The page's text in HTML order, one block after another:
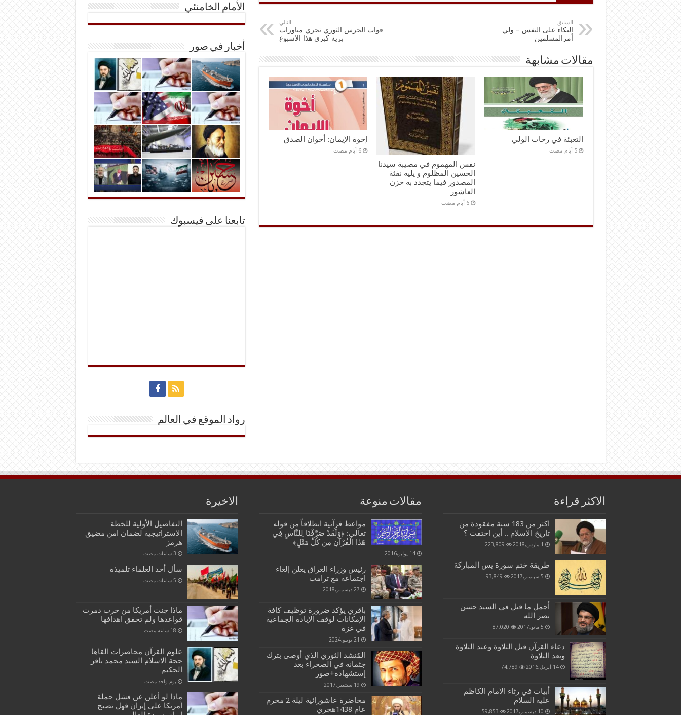
السابق
البكاء على النفس – ولي
أمرالمسلمين
التالي
قوات الحرس الثوري تجري مناورات
برية كبرى هذا الاسبوع
مقالات مشابهة
التعبئة في رحاب الولي
‏5 أيام مضت
نفس المهموم في مصيبة سيدنا
الحسين المظلوم و يليه نفثة
المصدور فيما يتجدد به حزن
العاشور
‏6 أيام مضت
إخوة الإيمان: أخوان الصدق
‏6 أيام مضت
الأمام الخامنئي
أخبار في صور
تابعنا على فيسبوك
رواد الموقع في العالم
الاكثر قراءة
اكثر من 183 سنة مفقودة من
تاريخ الإسلام .. أين اختفت ؟
1 مارس,2018 223,809
طريقة ختم سورة يس المباركة
5 سبتمبر,2017 93,849
أجمل ما قيل في السيد حسن
نصر الله
5 مايو,2017 87,020
دعاء القرآن قبل التلاوة وعند التلاوة
وبعد التلاوة
14 أبريل,2016 74,789
أبيات في رثاء الامام الكاظم
عليه السلام
10 ديسمبر,2017 59,853
مقالات منوعة
مواعظ قرآنية انطلاقاً من قوله
تعالى: ﴿وَلَقَدْ صَرَّفْنَا لِلنَّاسِ فِي
هَذَا الْقُرْآنِ مِن كُلِّ مَثَلٍ﴾
14 يوليو,2016
رئيس وزراء العراق يعلن إلغاء
اجتماعه مع ترامب
27 ديسمبر,2018
باقري يؤكد ضرورة توظيف كافة
الإمكانات لوقف الإبادة الجماعية
في غزة
21 يونيو,2024
المُنشد الثوري الذي أوصى بترك
جثمانه في الصحراء بعد
إستشهاده+صور
19 سبتمبر,2017
محاضرة عاشورائية ليلة 2 محرم
عام 1438هجري
الاخيرة
التفاصيل الأولية للخطة
الاستراتيجية لضمان امن مضيق
هرمز
سأل أحد العلماء تلميذه
ماذا جنت أمريكا من حرب دمرت
قواعدها ولم تحقق اهدافها
علوم القرآن محاضرات القاها
حجة الاسلام السيد محمد باقر
الحكيم
‏يوم واحد مضت
ماذا لو أعلن عن فشل حملة
أمريكا على إيران فهل تصبح